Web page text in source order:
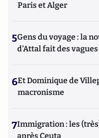
Paris et Alger
5Gens du voyage : la
d'Attal fait des vagues
6Et Dominique de
macronisme
7Immigration : les
après Ceuta